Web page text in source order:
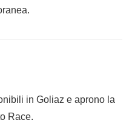
in Goliaz e aprono la
Race.